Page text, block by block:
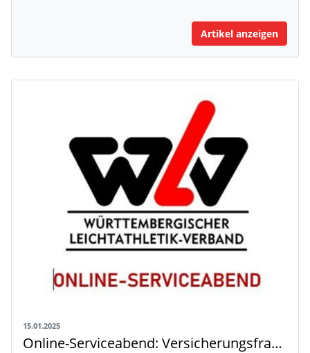
Artikel anzeigen
15.01.2025
Online-Serviceabend: Versicherungsfragen zu Leichtathletik- und Laufsport-Veranstaltungen